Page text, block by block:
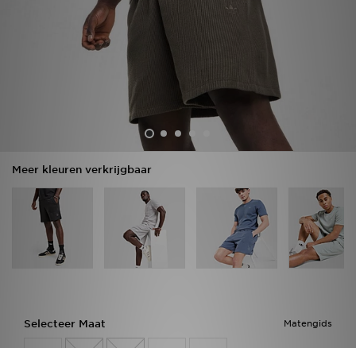
Meer kleuren verkrijgbaar
Matengids
Selecteer Maat